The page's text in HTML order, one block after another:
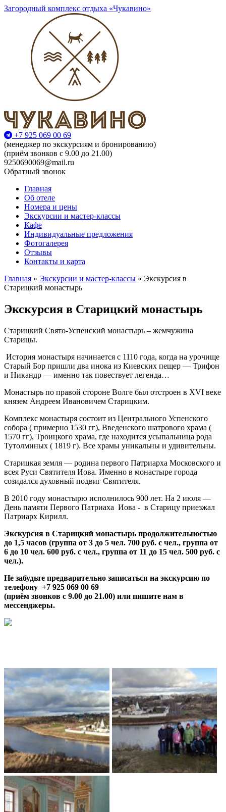
Загородный комплекс отдыха «Чукавино»
+7 925 069 00 69
(менеджер по экскурсиям и бронированию)
(приём звонков с 9.00 до 21.00)
9250690069@mail.ru
Обратный звонок
Главная
Об отеле
Номера и цены
Экскурсии и мастер-классы
Кафе
Индивидуальные предложения
Фотогалерея
Отзывы
Контакты и карта
Главная » Экскурсии и мастер-классы » Экскурсия в
Старицкий монастырь
Экскурсия в Старицкий монастырь
Старицкий Свято-Успенский монастырь – жемчужина
Старицы.
История монастыря начинается с 1110 года, когда на урочище
Старый Бор пришли два инока из Киевских пещер — Трифон
и Никандр — именно так повествует легенда…
Монастырь по правой стороне Волге был отстроен в XVI веке
князем Андреем Ивановичем Старицким.
Комплекс монастыря состоит из Центрального Успенского
собора ( примерно 1530 гг), Введенского шатрового храма (
1570 гг), Троицкого храма, где находится усыпальница рода
Тутолминых ( 1819 г). Все храмы уникальны и удивительны.
Старицкая земля — родина первого Патриарха Московского и
всея Руси Святителя Иова. Именно в монастыре города
созидался духовный подвиг Святителя.
В 2010 году монастырю исполнилось 900 лет. На 2 июля —
День памяти Первого Патриаха Иова - в Старицу приезжал
Патриарх Кирилл.
Экскурсия в Старицкий монастырь продолжительностью
до 1,5 часов (группа от 3 до 5 чел. 700 руб. с чел., группа от
6 до 10 чел. 600 руб. с чел., группа от 11 до 15 чел. 500 руб. с
чел.).
Не забудьте предварительно записаться на экскурсию по
телефону +7 925 069 00 69
(приём звонков с 9.00 до 21.00) или пишите нам в
мессенджеры.